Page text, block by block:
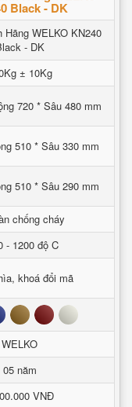
Black - DK
Hãng WELKO KN240
- DK
± 10Kg
720 * Sâu 480 mm
510 * Sâu 330 mm
510 * Sâu 290 mm
chống cháy
- 1200 độ C
khoá đổi mã
Nâu Đỏ Trắng
WELKO
05 năm
VNĐ